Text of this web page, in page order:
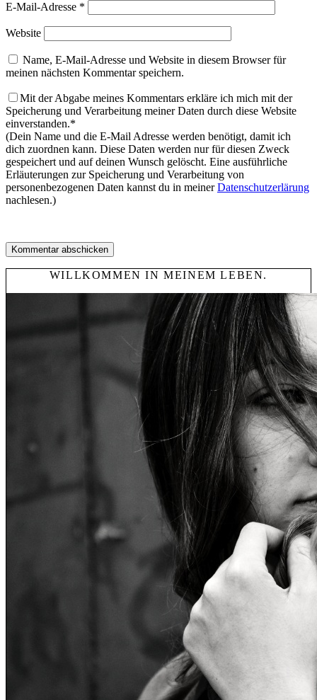
E-Mail-Adresse *
Website
Name, E-Mail-Adresse und Website in diesem Browser für
meinen nächsten Kommentar speichern.
Mit der Abgabe meines Kommentars erkläre ich mich mit der
Speicherung und Verarbeitung meiner Daten durch diese Website
einverstanden.*
(Dein Name und die E-Mail Adresse werden benötigt, damit ich
dich zuordnen kann. Diese Daten werden nur für diesen Zweck
gespeichert und auf deinen Wunsch gelöscht. Eine ausführliche
Erläuterungen zur Speicherung und Verarbeitung von
personenbezogenen Daten kannst du in meinerDatenschutzerlärung
nachlesen.)
WILLKOMMEN IN MEINEM LEBEN.